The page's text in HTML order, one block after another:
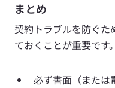
まとめ
契約トラブルを防ぐた
ておくことが重要です。
必ず書面（または